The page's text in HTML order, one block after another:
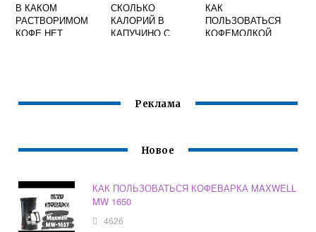
В КАКОМ
РАСТВОРИМОМ
КОФЕ НЕТ
СКОЛЬКО
КАЛОРИЙ В
КАПУЧИНО С
КАК
ПОЛЬЗОВАТЬСЯ
КОФЕМОЛКОЙ
Реклама
Новое
КАК ПОЛЬЗОВАТЬСЯ КОФЕВАРКА MAXWELL
MW 1650
4626